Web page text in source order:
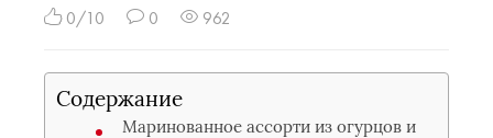
Психология
Разное
Праздники
0/10 0 962
Содержание
Маринованное ассорти из огурцов и